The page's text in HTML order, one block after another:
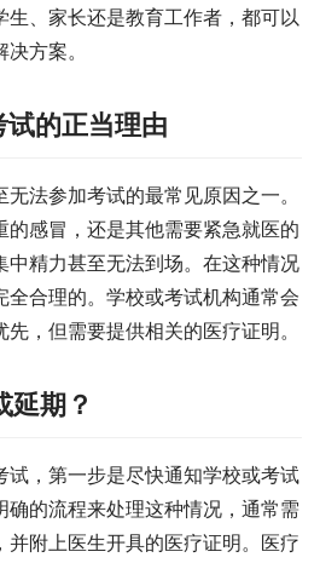
生、家长还是教育工作者，都可以
方案。
试的正当理由
法参加考试的最常见原因之一。
的感冒，还是其他需要紧急就医的
中精力甚至无法到场。在这种情况
全合理的。学校或考试机构通常会
，但需要提供相关的医疗证明。
延期？
试，第一步是尽快通知学校或考试
确的流程来处理这种情况，通常需
并附上医生开具的医疗证明。医疗